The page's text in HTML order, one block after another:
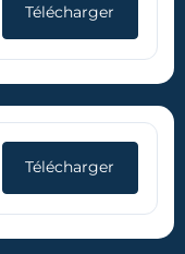
Télécharger
Télécharger